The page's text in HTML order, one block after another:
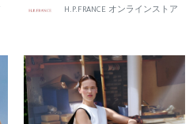
H.P.FRANCE オンラインストア